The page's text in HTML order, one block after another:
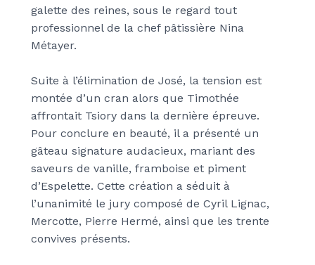
galette des reines, sous le regard tout
professionnel de la chef pâtissière Nina
Métayer.
Suite à l’élimination de José, la tension est
montée d’un cran alors que Timothée
affrontait Tsiory dans la dernière épreuve.
Pour conclure en beauté, il a présenté un
gâteau signature audacieux, mariant des
saveurs de vanille, framboise et piment
d’Espelette. Cette création a séduit à
l’unanimité le jury composé de Cyril Lignac,
Mercotte, Pierre Hermé, ainsi que les trente
convives présents.